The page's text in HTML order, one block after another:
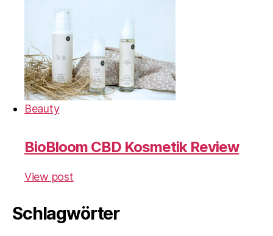
Beauty
BioBloom CBD Kosmetik Review
View post
Schlagwörter